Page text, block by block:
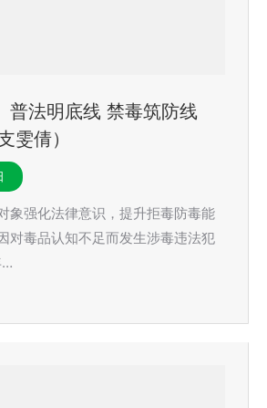
普法明底线 禁毒筑防线
雯倩）
象强化法律意识，提升拒毒防毒能
对毒品认知不足而发生涉毒违法犯
…